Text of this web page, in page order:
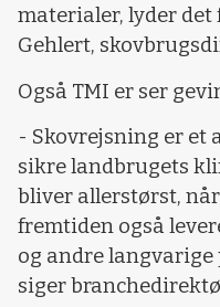
materialer, lyder det
Gehlert,
Også TMI er ser
- Skovrejsning er et
sikre landbrugets
bliver allerstørst,
fremtiden også
og andre langvarige
siger